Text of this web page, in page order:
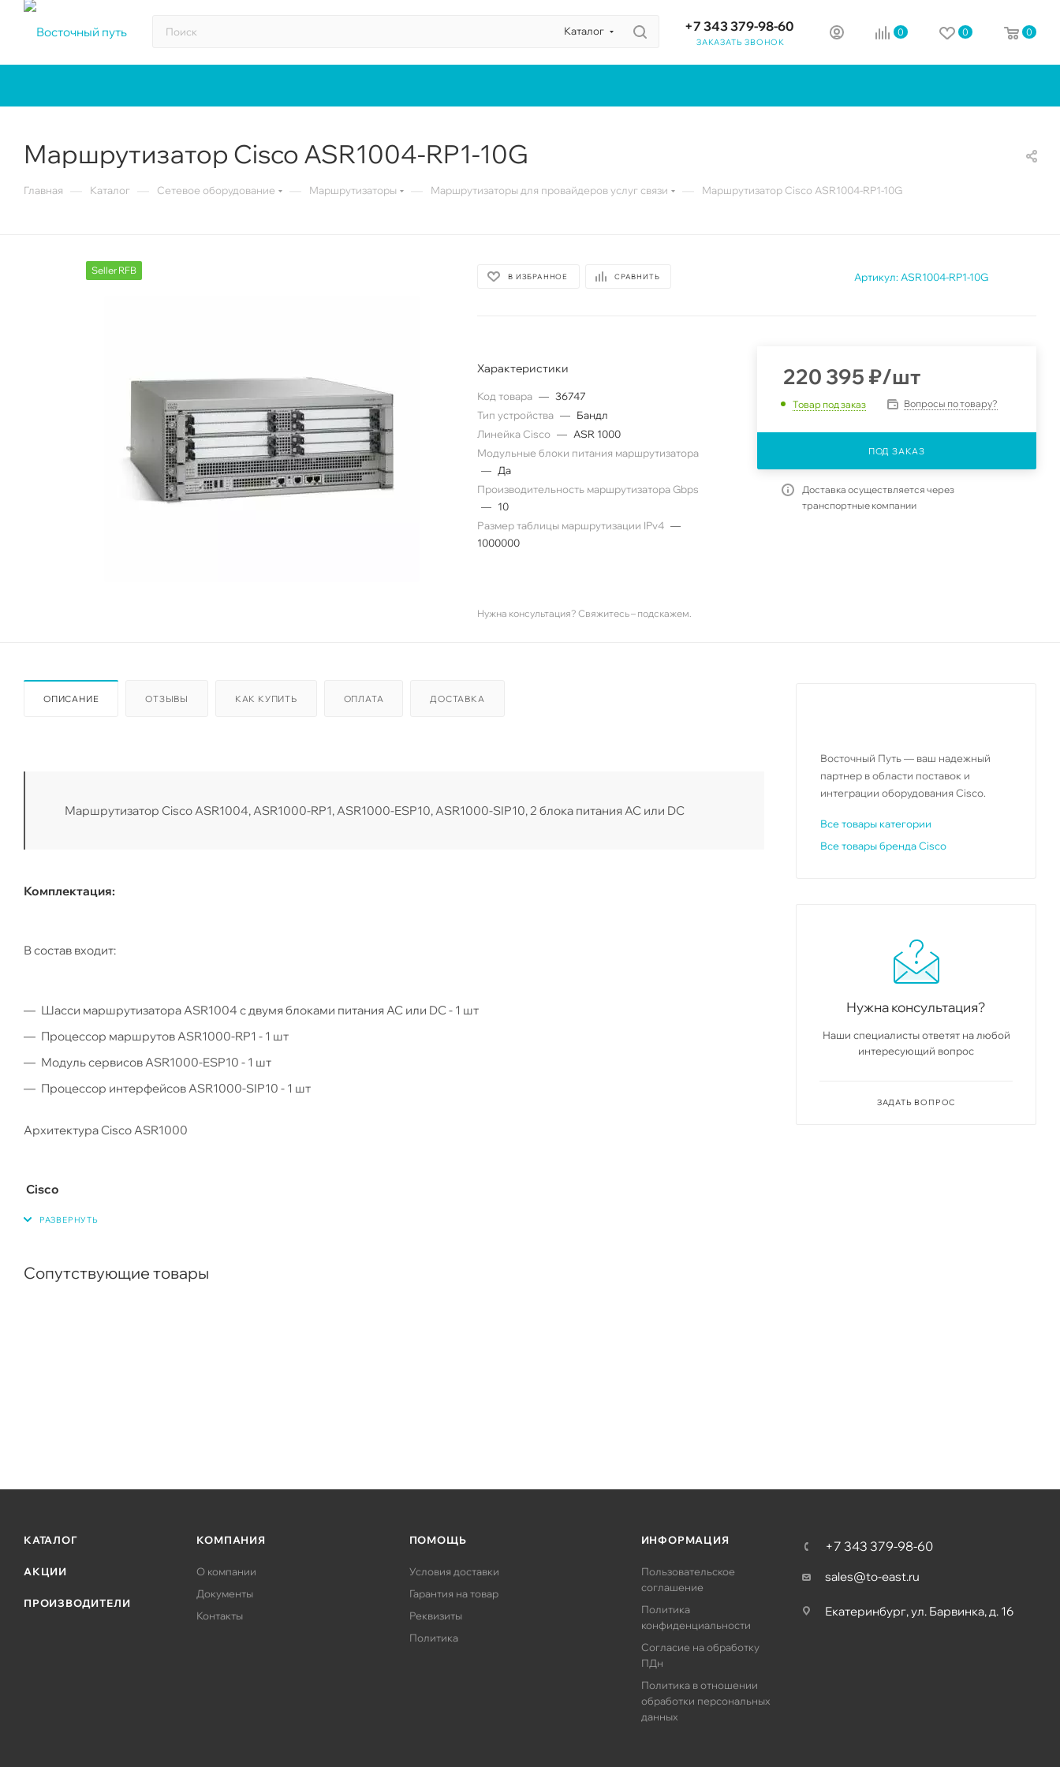
Каталог +7 343 379-98-60
ЗАКАЗАТЬ ЗВОНОК
0 0 0
Маршрутизатор Cisco ASR1004-RP1-10G
Главная Каталог Сетевое оборудование Маршрутизаторы Маршрутизаторы для провайдеров услуг связи Маршрутизатор Cisco ASR1004-RP1-10G
Seller RFB
В ИЗБРАННОЕ СРАВНИТЬ Артикул: ASR1004-RP1-10G
Характеристики
Код товара — 36747
Тип устройства — Бандл
Линейка Cisco — ASR 1000
Модульные блоки питания маршрутизатора
— Да
Производительность маршрутизатора Gbps
— 10
Размер таблицы маршрутизации IPv4 —
1000000
220 395 ₽/шт
Товар под заказ Вопросы по товару?
ПОД ЗАКАЗ
Доставка осуществляется через
транспортные компании
Нужна консультация? Свяжитесь – подскажем.
ОПИСАНИЕ ОТЗЫВЫ КАК КУПИТЬ ОПЛАТА ДОСТАВКА
Маршрутизатор Cisco ASR1004, ASR1000-RP1, ASR1000-ESP10, ASR1000-SIP10, 2 блока питания AC или DC
Комплектация:
В состав входит:
Шасси маршрутизатора ASR1004 с двумя блоками питания AC или DC - 1 шт
Процессор маршрутов ASR1000-RP1 - 1 шт
Модуль сервисов ASR1000-ESP10 - 1 шт
Процессор интерфейсов ASR1000-SIP10 - 1 шт
Архитектура Cisco ASR1000
Cisco
Сопутствующие товары
Восточный Путь — ваш надежный
партнер в области поставок и
интеграции оборудования Cisco.
Все товары категории
Все товары бренда Cisco
Нужна консультация?
Наши специалисты ответят на любой
интересующий вопрос
ЗАДАТЬ ВОПРОС
КАТАЛОГ
АКЦИИ
ПРОИЗВОДИТЕЛИ
КОМПАНИЯ
О компании
Документы
Контакты
ПОМОЩЬ
Условия доставки
Гарантия на товар
Реквизиты
Политика
ИНФОРМАЦИЯ
Пользовательское
соглашение
Политика
конфиденциальности
Согласие на обработку
ПДн
Политика в отношении
обработки персональных
данных
+7 343 379-98-60
sales@to-east.ru
Екатеринбург, ул. Барвинка, д. 16